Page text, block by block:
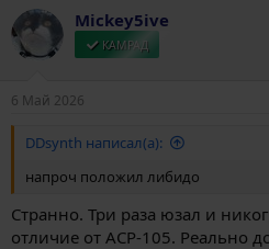
к
ц
и
Mickey5ive
КАМРАД
6 Май 2026
DDsynth написал(а):
напроч положил либидо
Странно. Три раза юзал и
отличие от ACP-105. Реально